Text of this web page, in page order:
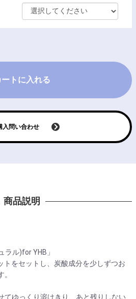
ートに入れる
入問い合わせ
商品説明
ル)for YHB」
トをセットし、炭酸成分を少しずつお
ゆっくり溶けきり、あと残りしない